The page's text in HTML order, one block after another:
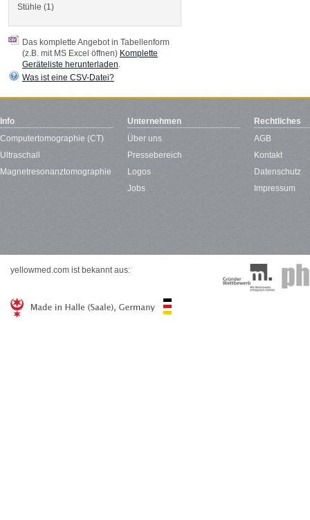
Stühle (1)
Das komplette Angebot in Tabellenform
(z.B. mit MS Excel öffnen) Komplette
Geräteliste herunterladen
Was ist eine CSV-Datei?
Info
Computertomographie (CT)
Ultraschall
Magnetresonanztomographie
Unternehmen
Über uns
Pressebereich
Logos
Jobs
Rechtliches
AGB
Kontakt
Datenschutz
Impressum
yellowmed.com ist bekannt aus: